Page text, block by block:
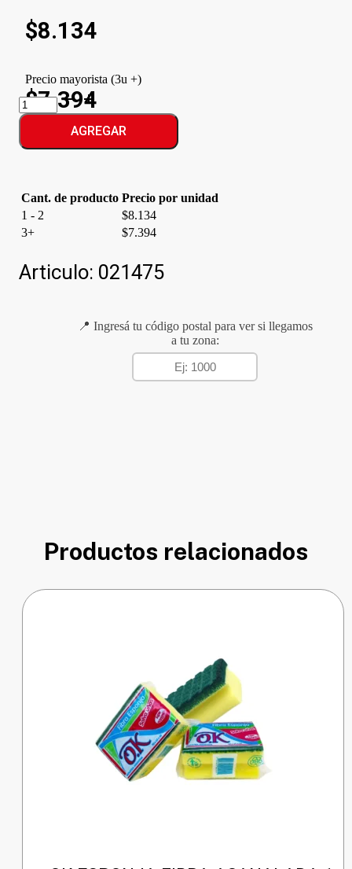
$8.134
Precio mayorista (3u +)
$7.394
CIF
LAVAVAJILLAS,
LIMON
AGREGAR
Cant. de producto Precio por unidad
1 - 2
$8.134
3+
$7.394
Articulo: 021475
📍 Ingresá tu código postal para ver si llegamos
a tu zona:
Productos relacionados